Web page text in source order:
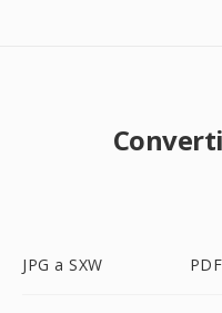
JPG a SXW